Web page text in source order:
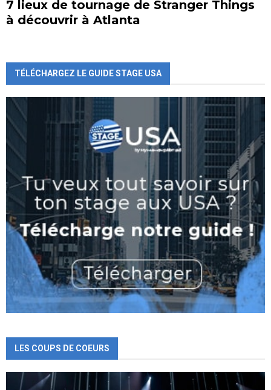
7 lieux de tournage de Stranger Things
à découvrir à Atlanta
TÉLÉCHARGEZ LE GUIDE STAGE USA
LES COUPS DE COEURS